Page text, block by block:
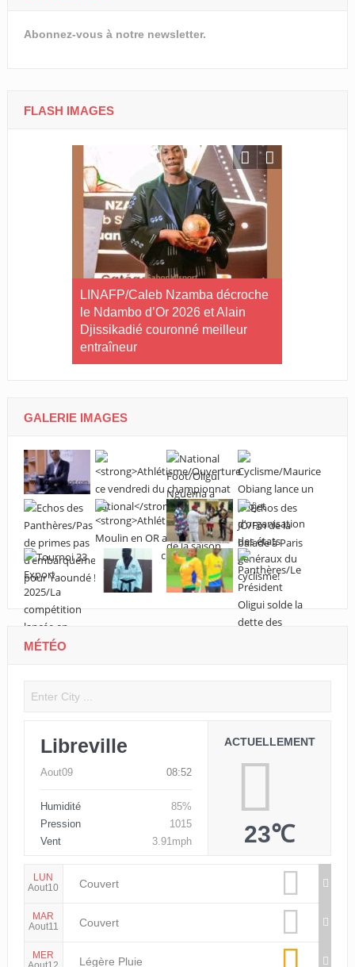
Abonnez-vous à notre newsletter.
FLASH IMAGES
LINAFP/Caleb Nzamba décroche
le Ndambo d’Or 2026 et Alain
Djissikadié couronné meilleur
entraîneur
GALERIE IMAGES
MÉTÉO
Libreville
Aout09 08:52
Humidité
85%
Pression
1015
Vent
3.91mph
ACTUELLEMENT
23℃
LUN
Aout10
Couvert
MAR
Aout11
Couvert
MER
Légère Pluie